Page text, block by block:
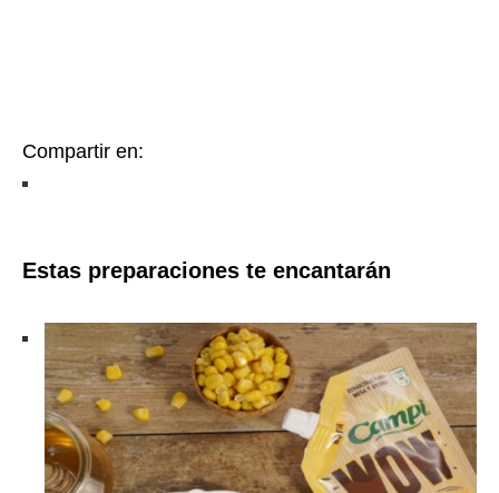
Compartir en:
Estas preparaciones te encantarán